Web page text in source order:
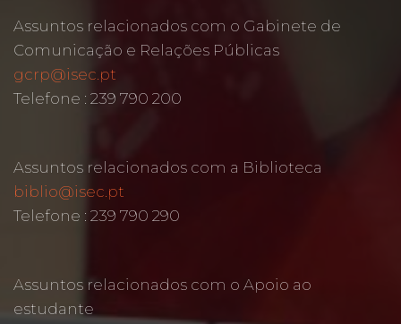
Assuntos relacionados com o Gabinete de
Comunicação e Relações Públicas
gcrp@isec.pt
Telefone : 239 790 200
Assuntos relacionados com a Biblioteca
biblio@isec.pt
Telefone : 239 790 290
Assuntos relacionados com o Apoio ao
estudante